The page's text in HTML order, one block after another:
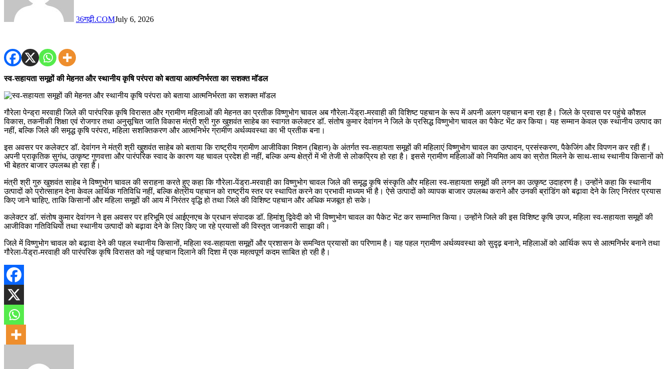
36गढ़ी.COMJuly 6, 2026
स्व-सहायता समूहों की मेहनत और स्थानीय कृषि परंपरा को बताया आत्मनिर्भरता का सशक्त मॉडल
गौरेला पेन्ड्रा मरवाही जिले की पारंपरिक कृषि विरासत और ग्रामीण महिलाओं की मेहनत का प्रतीक विष्णुभोग चावल अब गौरेला-पेंड्रा-मरवाही की विशिष्ट पहचान के रूप में अपनी अलग पहचान बना रहा है। जिले के प्रवास पर पहुंचे कौशल
विकास, तकनीकी शिक्षा एवं रोजगार तथा अनुसूचित जाति विकास मंत्री श्री गुरु खुशवंत साहेब का स्वागत कलेक्टर डॉ. संतोष कुमार देवांगन ने जिले के प्रसिद्ध विष्णुभोग चावल का पैकेट भेंट कर किया। यह सम्मान केवल एक स्थानीय उत्पाद का
नहीं, बल्कि जिले की समृद्ध कृषि परंपरा, महिला सशक्तिकरण और आत्मनिर्भर ग्रामीण अर्थव्यवस्था का भी प्रतीक बना।
इस अवसर पर कलेक्टर डॉ. देवांगन ने मंत्री श्री खुशवंत साहेब को बताया कि राष्ट्रीय ग्रामीण आजीविका मिशन (बिहान) के अंतर्गत स्व-सहायता समूहों की महिलाएं विष्णुभोग चावल का उत्पादन, प्रसंस्करण, पैकेजिंग और विपणन कर रही हैं।
अपनी प्राकृतिक सुगंध, उत्कृष्ट गुणवत्ता और पारंपरिक स्वाद के कारण यह चावल प्रदेश ही नहीं, बल्कि अन्य क्षेत्रों में भी तेजी से लोकप्रिय हो रहा है। इससे ग्रामीण महिलाओं को नियमित आय का स्रोत मिलने के साथ-साथ स्थानीय किसानों को
भी बेहतर बाजार उपलब्ध हो रहा है।
मंत्री श्री गुरु खुशवंत साहेब ने विष्णुभोग चावल की सराहना करते हुए कहा कि गौरेला-पेंड्रा-मरवाही का विष्णुभोग चावल जिले की समृद्ध कृषि संस्कृति और महिला स्व-सहायता समूहों की लगन का उत्कृष्ट उदाहरण है। उन्होंने कहा कि स्थानीय
उत्पादों को प्रोत्साहन देना केवल आर्थिक गतिविधि नहीं, बल्कि क्षेत्रीय पहचान को राष्ट्रीय स्तर पर स्थापित करने का प्रभावी माध्यम भी है। ऐसे उत्पादों को व्यापक बाजार उपलब्ध कराने और उनकी ब्रांडिंग को बढ़ावा देने के लिए निरंतर प्रयास
किए जाने चाहिए, ताकि किसानों और महिला समूहों की आय में निरंतर वृद्धि हो तथा जिले की विशिष्ट पहचान और अधिक मजबूत हो सके।
कलेक्टर डॉ. संतोष कुमार देवांगन ने इस अवसर पर हरिभूमि एवं आईएनएच के प्रधान संपादक डॉ. हिमांशु द्विवेदी को भी विष्णुभोग चावल का पैकेट भेंट कर सम्मानित किया। उन्होंने जिले की इस विशिष्ट कृषि उपज, महिला स्व-सहायता समूहों की
आजीविका गतिविधियों तथा स्थानीय उत्पादों को बढ़ावा देने के लिए किए जा रहे प्रयासों की विस्तृत जानकारी साझा की।
जिले में विष्णुभोग चावल को बढ़ावा देने की पहल स्थानीय किसानों, महिला स्व-सहायता समूहों और प्रशासन के समन्वित प्रयासों का परिणाम है। यह पहल ग्रामीण अर्थव्यवस्था को सुदृढ़ बनाने, महिलाओं को आर्थिक रूप से आत्मनिर्भर बनाने तथा
गौरेला-पेंड्रा-मरवाही की पारंपरिक कृषि विरासत को नई पहचान दिलाने की दिशा में एक महत्वपूर्ण कदम साबित हो रही है।